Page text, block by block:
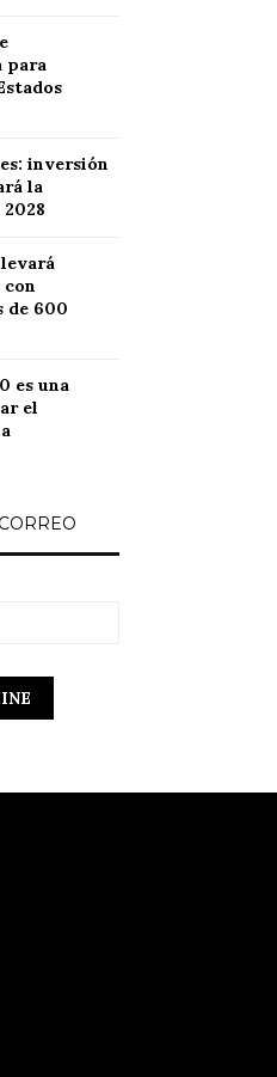
para
inversión
la
de 600
es una
el